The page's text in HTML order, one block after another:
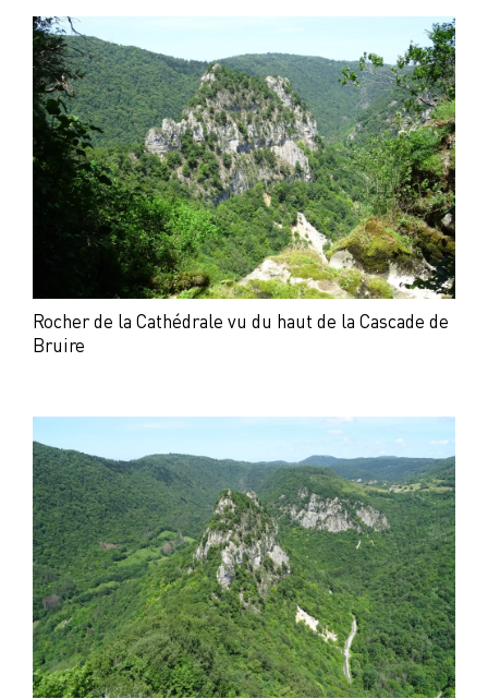
Rocher de la Cathédrale vu du haut de la Cascade de
Bruire